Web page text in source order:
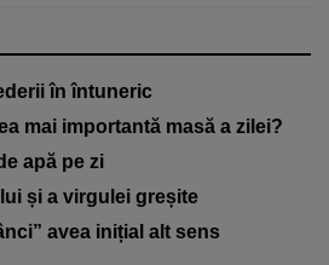
în întuneric
mai importantă masă a zilei?
apă pe zi
și a virgulei greșite
avea inițial alt sens